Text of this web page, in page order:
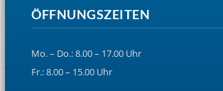
ÖFFNUNGSZEITEN
Mo. – Do.: 8.00 – 17.00 Uhr
Fr.: 8.00 – 15.00 Uhr